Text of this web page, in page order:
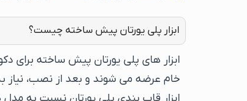
ابزار پلی یورتان پیش ساخته چیست؟
ابزار های پلی یورتان پیش ساخته برای
خام عرضه می شوند و بعد از نصب، نیاز
ابزار قاب بندی پلی یورتان نسبت به